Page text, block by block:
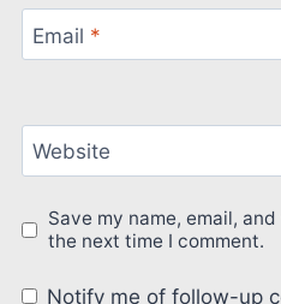
Email *
Website
Save my name, email,
the next time I comment.
Notify me of follow-up